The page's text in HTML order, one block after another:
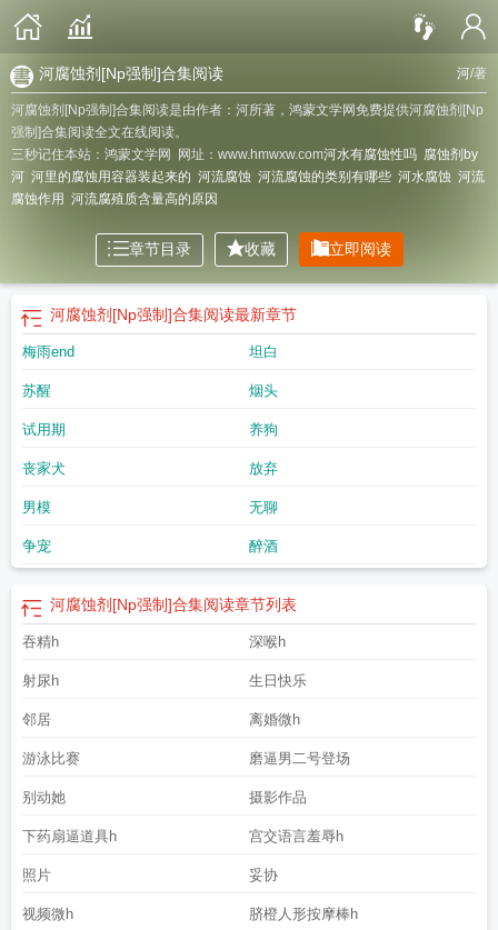
河/著
河腐蚀剂[Np强制]合集阅读
河腐蚀剂[Np强制]合集阅读是由作者：河所著，鸿蒙文学网免费提供河腐蚀剂[Np
强制]合集阅读全文在线阅读。
三秒记住本站：鸿蒙文学网 网址：www.hmwxw.com河水有腐蚀性吗 腐蚀剂by
河 河里的腐蚀用容器装起来的 河流腐蚀 河流腐蚀的类别有哪些 河水腐蚀 河流
腐蚀作用 河流腐殖质含量高的原因
章节目录 收藏 立即阅读
河腐蚀剂[Np强制]合集阅读最新章节
梅雨end 坦白
苏醒 烟头
试用期 养狗
丧家犬 放弃
男模 无聊
争宠 醉酒
河腐蚀剂[Np强制]合集阅读章节列表
吞精h 深喉h
射尿h 生日快乐
邻居 离婚微h
游泳比赛 磨逼男二号登场
别动她 摄影作品
下药扇逼道具h 宫交语言羞辱h
照片 妥协
视频微h 脐橙人形按摩棒h